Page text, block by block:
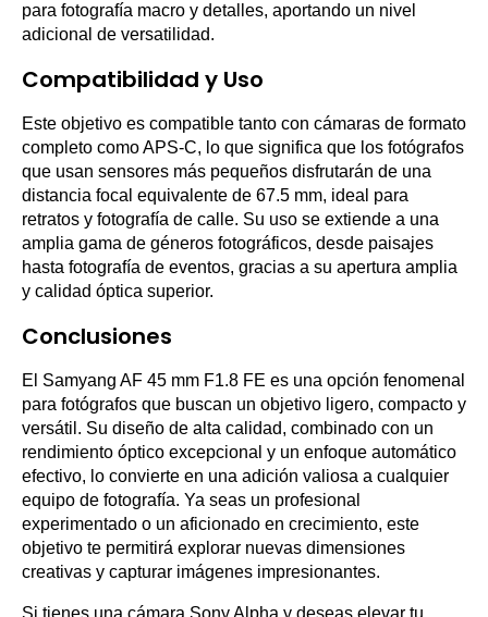
para fotografía macro y detalles, aportando un nivel
adicional de versatilidad.
Compatibilidad y Uso
Este objetivo es compatible tanto con cámaras de formato
completo como APS-C, lo que significa que los fotógrafos
que usan sensores más pequeños disfrutarán de una
distancia focal equivalente de 67.5 mm, ideal para
retratos y fotografía de calle. Su uso se extiende a una
amplia gama de géneros fotográficos, desde paisajes
hasta fotografía de eventos, gracias a su apertura amplia
y calidad óptica superior.
Conclusiones
El Samyang AF 45 mm F1.8 FE es una opción fenomenal
para fotógrafos que buscan un objetivo ligero, compacto y
versátil. Su diseño de alta calidad, combinado con un
rendimiento óptico excepcional y un enfoque automático
efectivo, lo convierte en una adición valiosa a cualquier
equipo de fotografía. Ya seas un profesional
experimentado o un aficionado en crecimiento, este
objetivo te permitirá explorar nuevas dimensiones
creativas y capturar imágenes impresionantes.
Si tienes una cámara Sony Alpha y deseas elevar tu